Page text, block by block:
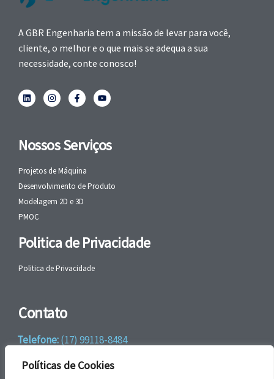
Políticas de Cookies
A GBR Engenharia tem a missão de levar para você,
cliente, o melhor e o que mais se adequa a sua
necessidade, conte conosco!
Nossos Serviços
Projetos de Máquina
Desenvolvimento de Produto
Modelagem 2D e 3D
PMOC
Politica de Privacidade
Politica de Privacidade
Contato
Telefone:(17) 99118-8484
WhatsApp:+55 (17) 99118-8484